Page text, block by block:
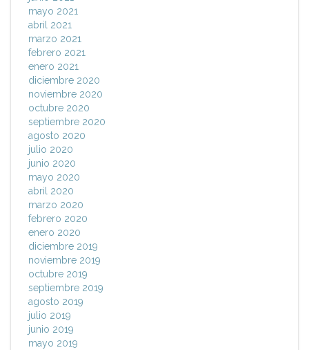
mayo 2021
abril 2021
marzo 2021
febrero 2021
enero 2021
diciembre 2020
noviembre 2020
octubre 2020
septiembre 2020
agosto 2020
julio 2020
junio 2020
mayo 2020
abril 2020
marzo 2020
febrero 2020
enero 2020
diciembre 2019
noviembre 2019
octubre 2019
septiembre 2019
agosto 2019
julio 2019
junio 2019
mayo 2019